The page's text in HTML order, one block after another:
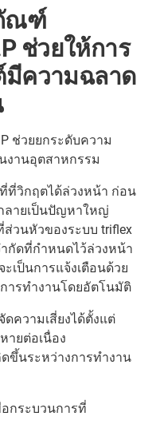
ณฑ์
ช่วยให้การ
ความฉลาด
ช่วยยกระดับความ
งานอุตสาหกรรม
ที่วิกฤตได้ล่วงหน้า ก่อน
ลายเป็นปัญหาใหญ่
ส่วนหัวของระบบ triflex
กัดที่กำหนดไว้ล่วงหน้า
เป็นการแจ้งเตือนด้วย
ารทำงานโดยอัตโนมัติ
ความเสี่ยงได้ตั้งแต่
ายต่อเนื่อง
ดขึ้นระหว่างการทำงาน
กระบวนการที่